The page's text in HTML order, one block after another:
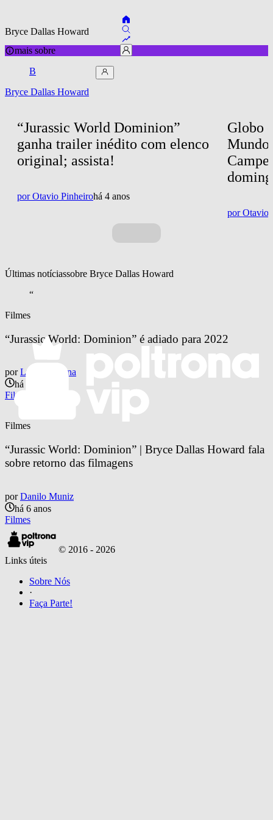
Bryce Dallas Howard
mais sobre
B
Bryce Dallas Howard
“Jurassic World Dominion”
ganha trailer inédito com elenco
original; assista!
porOtavio Pinheirohá 4 anos
Globo
Mundo
porOtavio
Últimas notíciassobre Bryce Dallas Howard
“
Filmes
“Jurassic World: Dominion” é adiado para 2022
por Lucas Santana
há 5 anos
Filmes
Filmes
“Jurassic World: Dominion” | Bryce Dallas Howard fala
sobre retorno das filmagens
por Danilo Muniz
há 6 anos
Filmes
© 2016 - 2026
Links úteis
Sobre Nós
·
Faça Parte!